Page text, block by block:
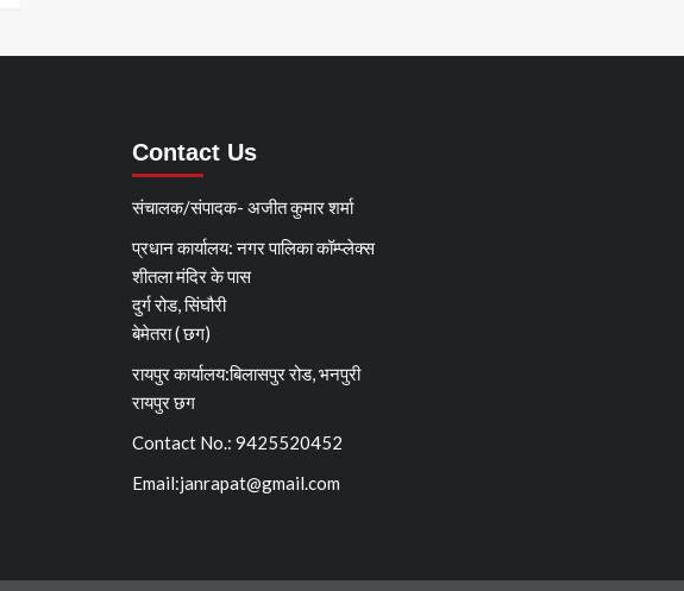
Contact Us
संचालक/संपादक- अजीत कुमार शर्मा
प्रधान कार्यालय: नगर पालिका कॉम्प्लेक्स
शीतला मंदिर के पास
दुर्ग रोड, सिंघौरी
बेमेतरा ( छग)
रायपुर कार्यालय:बिलासपुर रोड, भनपुरी
रायपुर छग
Contact No.: 9425520452
Email:janrapat@gmail.com